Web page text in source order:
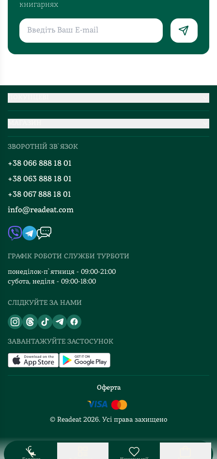
книгарнях
Про нас
Добірки
Блог
Події
Книгарні
Контакти
Автори
Видавництва
Відгуки та оцінка RDT
Партнерство
ЗВОРОТНІЙ ЗВ`ЯЗОК
+38 066 888 18 01
+38 063 888 18 01
+38 067 888 18 01
info@readeat.com
ГРАФІК РОБОТИ СЛУЖБИ ТУРБОТИ
понеділок-п`ятниця - 09:00-21:00
субота, неділя - 09:00-18:00
СЛІДКУЙТЕ ЗА НАМИ
ЗАВАНТАЖУЙТЕ ЗАСТОСУНОК
Оферта
© Readeat 2026. Усі права захищено